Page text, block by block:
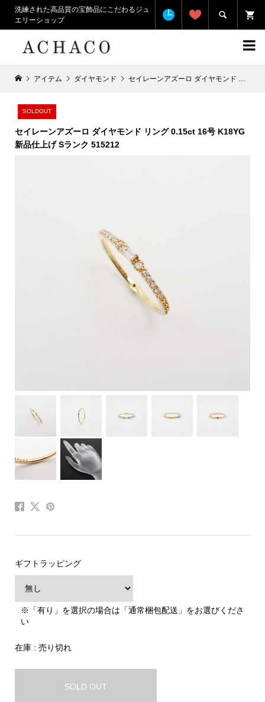
洗練された高品質の宝飾品にこだわるジュ
エリーショップ


アイテム ダイヤモンド セイレーンアズーロ ダイヤモンド リング 0.15ct 16号 K18YG 新品仕上げ Sランク 515212
SOLDOUT
セイレーンアズーロ ダイヤモンド リング 0.15ct 16号 K18YG
新品仕上げ Sランク 515212
ギフトラッピング
※「有り」を選択の場合は「通常梱包配送」をお選びくださ
い
在庫 : 売り切れ
SOLD OUT